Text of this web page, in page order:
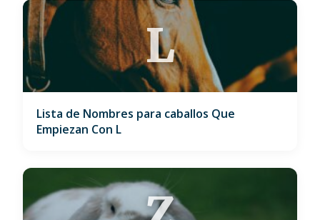
L
Lista de Nombres para caballos Que
Empiezan Con L